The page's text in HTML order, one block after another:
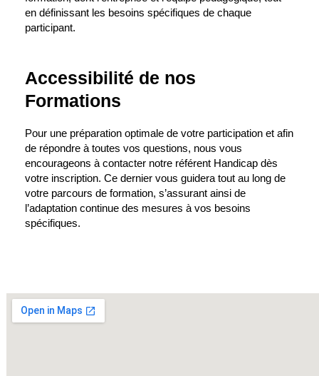
en définissant les besoins spécifiques de chaque
participant.
Accessibilité de nos
Formations
Pour une préparation optimale de votre participation et afin
de répondre à toutes vos questions, nous vous
encourageons à contacter notre référent Handicap dès
votre inscription. Ce dernier vous guidera tout au long de
votre parcours de formation, s’assurant ainsi de
l’adaptation continue des mesures à vos besoins
spécifiques.